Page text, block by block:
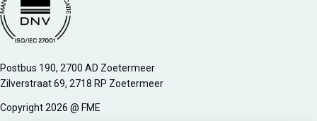
Managementsyteem certificatie DNV iso/iec 27001
Postbus 190, 2700 AD Zoetermeer
Zilverstraat 69, 2718 RP Zoetermeer
Copyright 2026 @ FME